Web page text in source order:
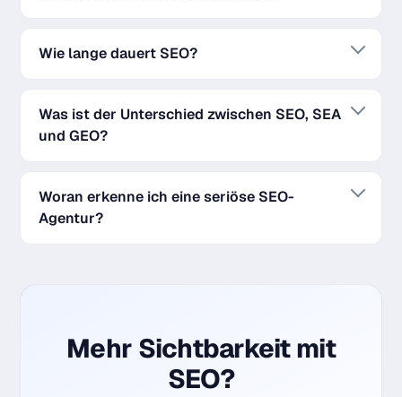
Wie lange dauert SEO?
Was ist der Unterschied zwischen SEO, SEA
und GEO?
Woran erkenne ich eine seriöse SEO-
Agentur?
Mehr Sichtbarkeit mit
SEO?